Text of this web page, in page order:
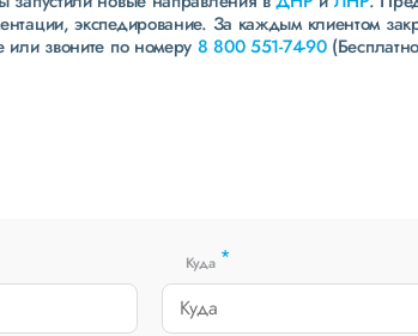
экспедирование. За каждым клиентом
или звоните по номеру 8 800 551-74-90
Куда *